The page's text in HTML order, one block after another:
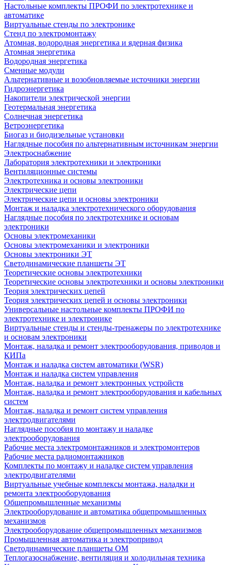
Настольные комплекты ПРОФИ по электротехнике и
автоматике
Виртуальные стенды по электронике
Стенд по электромонтажу
Атомная, водородная энергетика и ядерная физика
Атомная энергетика
Водородная энергетика
Сменные модули
Альтернативные и возобновляемые источники энергии
Гидроэнергетика
Накопители электрической энергии
Геотермальная энергетика
Солнечная энергетика
Ветроэнергетика
Биогаз и биодизельные установки
Наглядные пособия по альтернативным источникам энергии
Электроснабжение
Лаборатория электротехники и электроники
Вентиляционные системы
Электротехника и основы электроники
Электрические цепи
Электрические цепи и основы электроники
Монтаж и наладка электротехнического оборудования
Наглядные пособия по электротехнике и основам
электроники
Основы электромеханики
Основы электромеханики и электроники
Основы электроники ЭТ
Светодинамические планшеты ЭТ
Теоретические основы электротехники
Теоретические основы электротехники и основы электроники
Теория электрических цепей
Теория электрических цепей и основы электроники
Универсальные настольные комплекты ПРОФИ по
электротехнике и электронике
Виртуальные стенды и стенды-тренажеры по электротехнике
и основам электроники
Монтаж, наладка и ремонт электрооборудования, приводов и
КИПа
Монтаж и наладка систем автоматики (WSR)
Монтаж и наладка систем управления
Монтаж, наладка и ремонт электронных устройств
Монтаж, наладка и ремонт электрооборудования и кабельных
систем
Монтаж, наладка и ремонт систем управления
электродвигателями
Наглядные пособия по монтажу и наладке
электрооборудования
Рабочие места электромонтажников и электромонтеров
Рабочие места радиомонтажников
Комплекты по монтажу и наладке систем управления
электродвигателями
Виртуальные учебные комплексы монтажа, наладки и
ремонта электрооборудования
Общепромышленные механизмы
Электрооборудование и автоматика общепромышленных
механизмов
Электрооборудование общепромышленных механизмов
Промышленная автоматика и электропривод
Светодинамические планшеты ОМ
Теплогазоснабжение, вентиляция и холодильная техника